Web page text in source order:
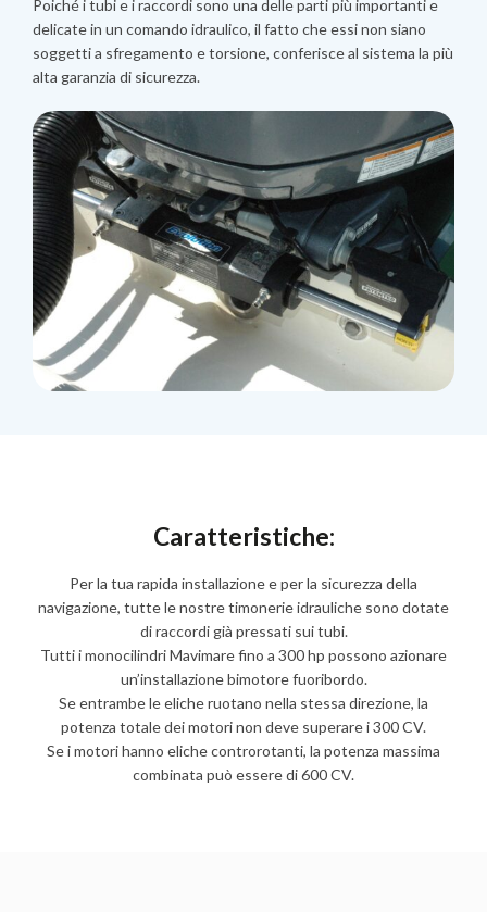
Poiché i tubi e i raccordi sono una delle parti più importanti e
delicate in un comando idraulico, il fatto che essi non siano
soggetti a sfregamento e torsione, conferisce al sistema la più
alta garanzia di sicurezza.
Caratteristiche:
Per la tua rapida installazione e per la sicurezza della
navigazione, tutte le nostre timonerie idrauliche sono dotate
di raccordi già pressati sui tubi.
Tutti i monocilindri Mavimare fino a 300 hp possono azionare
un’installazione bimotore fuoribordo.
Se entrambe le eliche ruotano nella stessa direzione, la
potenza totale dei motori non deve superare i 300 CV.
Se i motori hanno eliche controrotanti, la potenza massima
combinata può essere di 600 CV.